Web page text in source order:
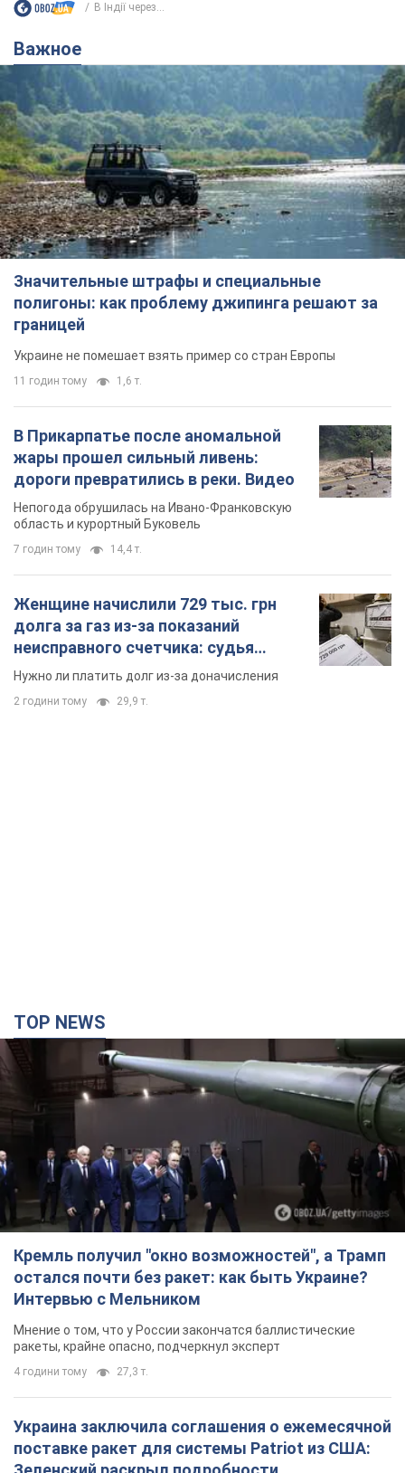
В Індії через...
Важное
Значительные штрафы и специальные
полигоны: как проблему джипинга решают за
границей
Украине не помешает взять пример со стран Европы
11 годин тому 1,6 т.
В Прикарпатье после аномальной
жары прошел сильный ливень:
дороги превратились в реки. Видео
Непогода обрушилась на Ивано-Франковскую
область и курортный Буковель
7 годин тому 14,4 т.
Женщине начислили 729 тыс. грн
долга за газ из-за показаний
неисправного счетчика: судья
вынес неожиданное решение
Нужно ли платить долг из-за доначисления
2 години тому 29,9 т.
TOP NEWS
Кремль получил "окно возможностей", а Трамп
остался почти без ракет: как быть Украине?
Интервью с Мельником
Мнение о том, что у России закончатся баллистические
ракеты, крайне опасно, подчеркнул эксперт
4 години тому 27,3 т.
Украина заключила соглашения о ежемесячной
поставке ракет для системы Patriot из США: